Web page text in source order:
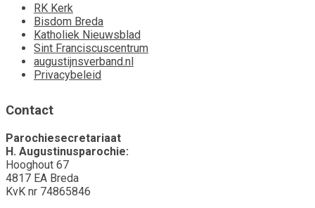
RK Kerk
Bisdom Breda
Katholiek Nieuwsblad
Sint Franciscuscentrum
augustijnsverband.nl
Privacybeleid
Contact
Parochiesecretariaat
H. Augustinusparochie:
Hooghout 67
4817 EA Breda
KvK nr 74865846